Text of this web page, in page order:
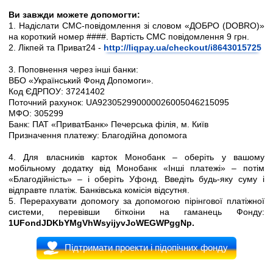
Ви завжди можете допомогти:
1. Надіслати СМС-повідомлення зі словом «ДОБРО (DOBRO)»
на короткий номер ####. Вартість СМС повідомлення 9 грн.
2. Лікпей та Приват24 - http://liqpay.ua/checkout/i8643015725
3. Поповнення через інші банки:
ВБО «Український Фонд Допомоги».
Код ЄДРПОУ: 37241402
Поточний рахунок: UA923052990000026005046215095
МФО: 305299
Банк: ПАТ «ПриватБанк» Печерська філія, м. Київ
Призначення платежу: Благодійна допомога
4. Для власників карток Монобанк – оберіть у вашому
мобільному додатку від Монобанк «Інші платежі» – потім
«Благодійність» – і оберіть Уфонд. Введіть будь-яку суму і
відправте платіж. Банківська комісія відсутня.
5. Перерахувати допомогу за допомогою пірінгової платіжної
системи, перевівши біткоіни на гаманець Фонду:
1UFondJDKbYMgVhWsyijyvJoWEGWPggNp.
Підтримати проекти і підопічних фонду